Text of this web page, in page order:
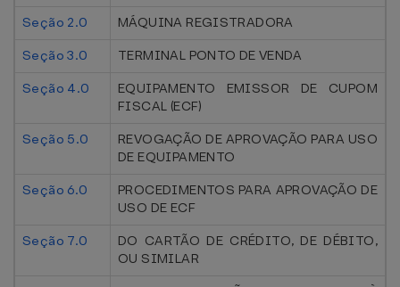
Seção 2.0
MÁQUINA REGISTRADORA
Seção 3.0
TERMINAL PONTO DE VENDA
Seção 4.0
EQUIPAMENTO EMISSOR DE CUPOM
FISCAL (ECF)
Seção 5.0
REVOGAÇÃO DE APROVAÇÃO PARA USO
DE EQUIPAMENTO
Seção 6.0
PROCEDIMENTOS PARA APROVAÇÃO DE
USO DE ECF
Seção 7.0
DO CARTÃO DE CRÉDITO, DE DÉBITO,
OU SIMILAR